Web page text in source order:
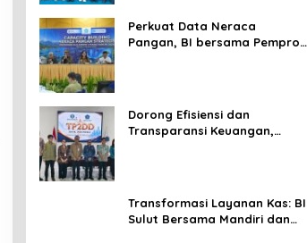
Perkuat Data Neraca
Pangan, BI bersama Pemprov
Dorong Efisiensi dan
Transparansi Keuangan,
Transformasi Layanan Kas: BI
Sulut Bersama Mandiri dan